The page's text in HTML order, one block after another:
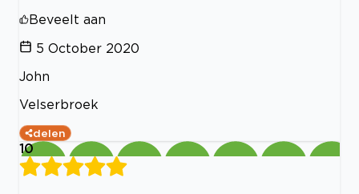
Beveelt aan
5 October 2020
John
Velserbroek
delen
10